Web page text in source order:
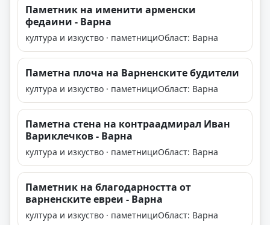
Паметник на именити арменски
федаини - Варна
култура и изкуство · паметнициОбласт: Варна
Паметна плоча на Варненските будители
култура и изкуство · паметнициОбласт: Варна
Паметна стена на контраадмирал Иван
Вариклечков - Варна
култура и изкуство · паметнициОбласт: Варна
Паметник на благодарността от
варненските евреи - Варна
култура и изкуство · паметнициОбласт: Варна